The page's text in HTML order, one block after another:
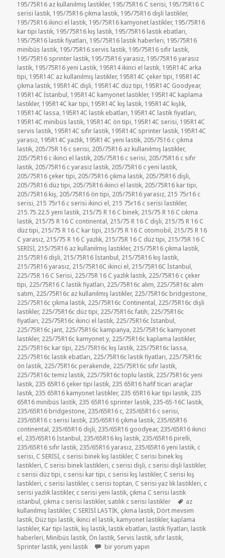
195/75R16 az kullanılmış lastikler, 195/75R16 C serisi, 195/75R16 C
serisi lastik, 195/75R16 çıkma lastik, 195/75R16 dişli lastikler,
195/75R16 ikinci el lastik, 195/75R16 kamyonet lastikler, 195/75R16
kar tipi lastik, 195/75R16 kış lastik, 195/75R16 lastik ebatları,
195/75R16 lastik fiyatları, 195/75R16 lastik haberleri, 195/75R16
minibüs lastik, 195/75R16 servis lastik, 195/75R16 sıfır lastik,
195/75R16 sprinter lastik, 195/75R16 yarasiz, 195/75R16 yarasız
lastik, 195/75R16 yeni Lastik, 195R14 ikinci el lastik, 195R14C arka
tipi, 195R14C az kullanılmış lastikler, 195R14C çeker tipi, 195R14C
çıkma lastik, 195R14C dişli, 195R14C düz tipi, 195R14C Goodyear,
195R14C İstanbul, 195R14C kamyonet lastikler, 195R14C kaplama
lastikler, 195R14C kar tipi, 195R14C kış lastik, 195R14C kışlık,
195R14C lassa, 195R14C lastik ebatları, 195R14C lastik fiyatları,
195R14C minibüs lastik, 195R14C ön tipi, 195R14C serisi, 195R14C
servis lastik, 195R14C sıfır lastik, 195R14C sprinter lastik, 195R14C
yarasız, 195R14C yazlık, 195R14C yeni lastik, 205/7516 c çıkma
lastik, 205/75R 16 c serisi, 205/75R16 az kullanılmış lastikler,
205/75R16 c ikinci el lastik, 205/75R16 c serisi, 205/75R16 c sıfır
lastik, 205/75R16 c yarasız lastik, 205/75R16 c yeni lastik,
205/75R16 çeker tipi, 205/75R16 çıkma lastik, 205/75R16 dişli,
205/75R16 düz tipi, 205/75R16 ikinci el lastik, 205/75R16 kar tipi,
205/75R16 kış, 205/75R16 ön tipi, 205/75R16 yarasız, 215 75r16 c
serisi, 215 75r16 c serisi ikinci el, 215 75r16 c serisi lastikler,
215.75.22.5 yeni lastik, 215/75 R 16 C binek, 215/75 R 16 C cıkma
lastik, 215/75 R 16 C continental, 215/75 R 16 C dişli, 215/75 R 16 C
düz tipi, 215/75 R 16 C kar tipi, 215/75 R 16 C otomobil, 215/75 R 16
C yarasız, 215/75 R 16 C yazlık, 215/75R 16 C düz tipi, 215/75R 16 C
SERİSİ, 215/75R16 az kullanılmış lastikler, 215/75R16 çıkma lastik,
215/75R16 dişli, 215/75R16 İstanbul, 215/75R16 kış lastik,
215/75R16 yarasız, 215/75R16C ikinci el, 215/75R16C İstanbul,
225/75R 16 C Serisi, 225/75R 16 C yazlık lastik, 225/75R16 c çeker
tipi, 225/75R16 C lastik fiyatları, 225/75R16c alım, 225/75R16c alım
satım, 225/75R16c az kullanılmış lastikler, 225/75R16c bridgestone,
225/75R16c çıkma lastik, 225/75R16c Continental, 225/75R16c dişli
lastikler, 225/75R16c düz tipi, 225/75R16c fatih, 225/75R16c
fiyatları, 225/75R16c ikinci el lastik, 225/75R16c İstanbul,
225/75R16c jant, 225/75R16c kampanya, 225/75R16c kamyonet
lastikler, 225/75R16c kamyonet y, 225/75R16c kaplama lastikler,
225/75R16c kar tipi, 225/75R16c kış lastik, 225/75R16c lassa,
225/75R16c lastik ebatları, 225/75R16c lastik fiyatları, 225/75R16c
ön lastik, 225/75R16c perakende, 225/75R16c sıfır lastik,
225/75R16c temiz lastik, 225/75R16c toplu lastik, 225/75R16c yeni
lastik, 235 65R16 çeker tipi lastik, 235 65R16 hafif ticari araçlar
lastik, 235 65R16 kamyonet lastikler, 235 65R16 kar tipi lastik, 235
65R16 minibüs lastik, 235 65R16 sprinter lastik, 235-65-16C lastik,
235/65R16 bridgestone, 235/65R16 c, 235/65R16 c serisi,
235/65R16 c serisi lastik, 235/65R16 çıkma lastik, 235/65R16
continental, 235/65R16 dişli, 235/65R16 goodyear, 235/65R16 ikinci
el, 235/65R16 İstanbul, 235/65R16 kış lastik, 235/65R16 pirelli,
235/65R16 sıfır lastik, 235/65R16 yarasız, 235/65R16 yeni lastik, c
serisi, C SERİSİ, c serisi binek kış lastikler, C serisi binek kış
lastikleri, C serisi binek lastikleri, c serisi dişli, c serisi dişli lastikler,
c serisi düz tipi, c serisi kar tipi, c serisi kış lastikler, C serisi kış
lastikleri, c serisi lastikler, c serisi toptan, C serisi yaz lık lastikleri, c
serisi yazlık lastikler, c serisi yeni lastik, çıkma C serisi lastik
istanbul, çıkma c serisi lastikler, satılık c serisi lastikler Etiketler
az
kullanılmış lastikler, C SERİSİ LASTİK, çıkma lastik, Dört mevsim
lastik, Düz tipi lastik, ikinci el lastik, kamyonet lastikler, kaplama
lastikler, Kar tipi lastik, kış lastik, lastik ebatları, lastik fiyatları, lastik
haberleri, Minibüs lastik, Ön lastik, Servis lastik, sıfır lastik,
Sprinter lastik,yeni lastik C SERİSİ KIŞLIK VE YAZLIK DÖRT MEVSİM
bir yorum yapın